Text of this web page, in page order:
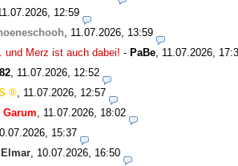
12:59
, 11.07.2026, 13:59
und Merz ist auch dabei! - PaBe, 11.07.2026,
, 11.07.2026, 12:52
, 11.07.2026, 12:57
Garum, 11.07.2026, 18:02
15:37
Elmar, 10.07.2026, 16:50